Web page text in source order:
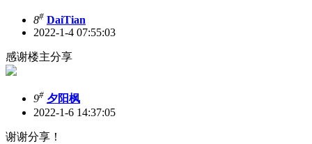
8# DaiTian
2022-1-4 07:55:03
感谢楼主分享
9# 夕阳枫
2022-1-6 14:37:05
谢谢分享！